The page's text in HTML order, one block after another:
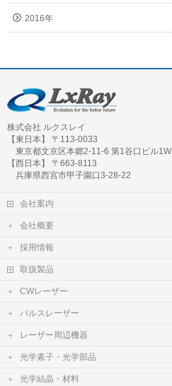
2016年
株式会社 ルクスレイ
【東日本】 〒113-0033
東京都文京区本郷2-11-6 第1谷口ビル1W
【西日本】 〒663-8113
兵庫県西宮市甲子園口3-28-22
会社案内
会社概要
採用情報
取扱製品
CWレーザー
パルスレーザー
レーザー周辺機器
光学素子・光学部品
光学結晶・材料